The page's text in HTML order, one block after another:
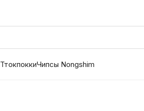
ТтокпоккиЧипсы Nongshim